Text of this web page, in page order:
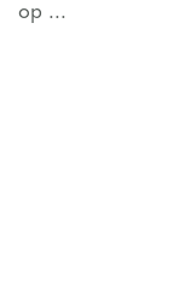
op ...